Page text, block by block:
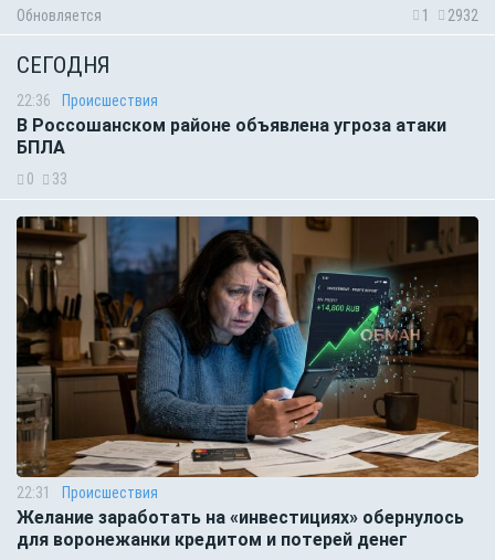
Обновляется 1 2932
СЕГОДНЯ
22:36 Происшествия
В Россошанском районе объявлена угроза атаки
БПЛА
0 33
22:31 Происшествия
Желание заработать на «инвестициях» обернулось
для воронежанки кредитом и потерей денег